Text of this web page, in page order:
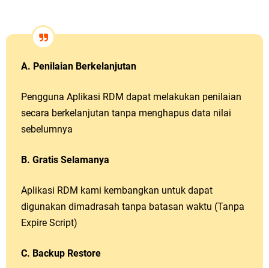
A. Penilaian Berkelanjutan
Pengguna Aplikasi RDM dapat melakukan penilaian
secara berkelanjutan tanpa menghapus data nilai
sebelumnya
B. Gratis Selamanya
Aplikasi RDM kami kembangkan untuk dapat
digunakan dimadrasah tanpa batasan waktu (Tanpa
Expire Script)
C. Backup Restore